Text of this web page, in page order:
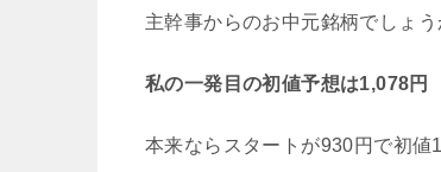
主幹事からのお中元銘柄でしょう
私の一発目の初値予想は1,078円
本来ならスタートが930円で初値